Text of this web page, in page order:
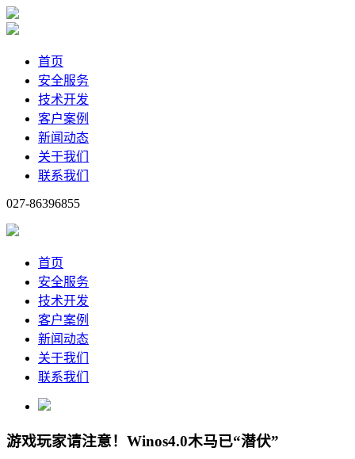
首页
安全服务
技术开发
客户案例
新闻动态
关于我们
联系我们
027-86396855
首页
安全服务
技术开发
客户案例
新闻动态
关于我们
联系我们
游戏玩家请注意！Winos4.0木马已“潜伏”